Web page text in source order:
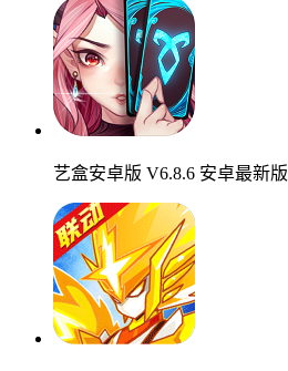
艺盒安卓版 V6.8.6 安卓最新版